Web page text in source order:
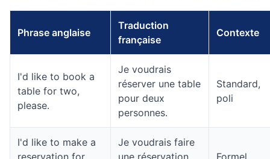
Phrase anglaise
Traduction
française
Contexte
I'd like to book a
table for two,
please.
Je voudrais
réserver une table
pour deux
personnes.
Standard,
poli
I'd like to make a
reservation for
Je voudrais faire
une réservation
Formel,